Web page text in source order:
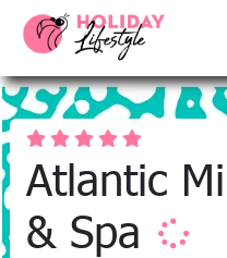
Atlantic
& Spa